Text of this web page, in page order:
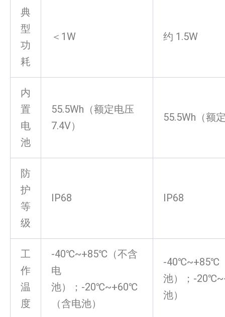
典
型
功
耗
＜1W 约 1.5W
内
置
电
池
55.5Wh（额定电压
7.4V）
55.5Wh（额
防
护
等
级
IP68 IP68
工
作
温
度
-40℃~+85℃（不含
电
池）；-20℃~+60℃
（含电池）
-40℃~+85℃
池）；-
池）